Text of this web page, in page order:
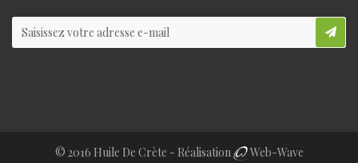
© 2016 Huile De Crète - Réalisation Web-Wave